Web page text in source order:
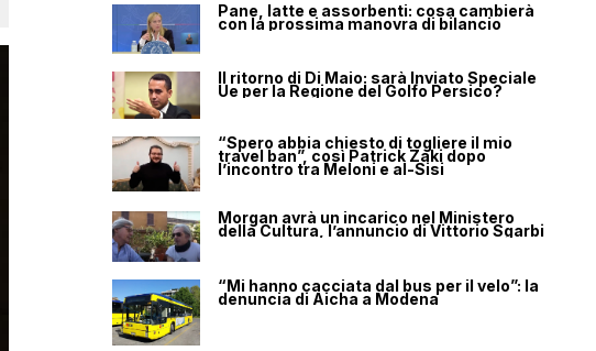
Pane, latte e assorbenti: cosa cambierà
con la prossima manovra di bilancio
Il ritorno di Di Maio: sarà Inviato Speciale
Ue per la Regione del Golfo Persico?
“Spero abbia chiesto di togliere il mio
travel ban”, così Patrick Zaki dopo
l’incontro tra Meloni e al-Sisi
Morgan avrà un incarico nel Ministero
della Cultura, l’annuncio di Vittorio Sgarbi
“Mi hanno cacciata dal bus per il velo”: la
denuncia di Aicha a Modena